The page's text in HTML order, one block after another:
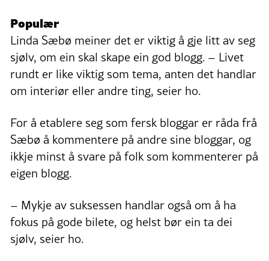
Populær
Linda Sæbø meiner det er viktig å gje litt av seg
sjølv, om ein skal skape ein god blogg. – Livet
rundt er like viktig som tema, anten det handlar
om interiør eller andre ting, seier ho.
For å etablere seg som fersk bloggar er råda frå
Sæbø å kommentere på andre sine bloggar, og
ikkje minst å svare på folk som kommenterer på
eigen blogg.
– Mykje av suksessen handlar også om å ha
fokus på gode bilete, og helst bør ein ta dei
sjølv, seier ho.